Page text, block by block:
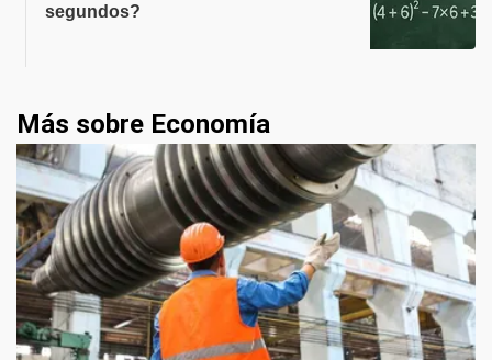
segundos?
Más sobre Economía